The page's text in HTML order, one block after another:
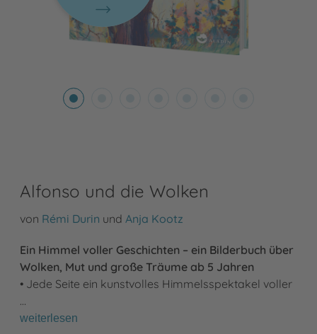
Alfonso und die Wolken
von Rémi Durin und Anja Kootz
Ein Himmel voller Geschichten – ein Bilderbuch über
Wolken, Mut und große Träume ab 5 Jahren
• Jede Seite ein kunstvolles Himmelsspektakel voller
…
weiterlesen